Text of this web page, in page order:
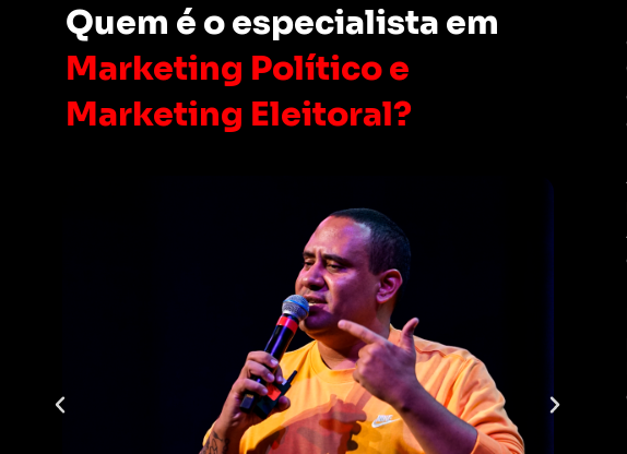
Quem é o especialista em
Marketing Político e
Marketing Eleitoral?